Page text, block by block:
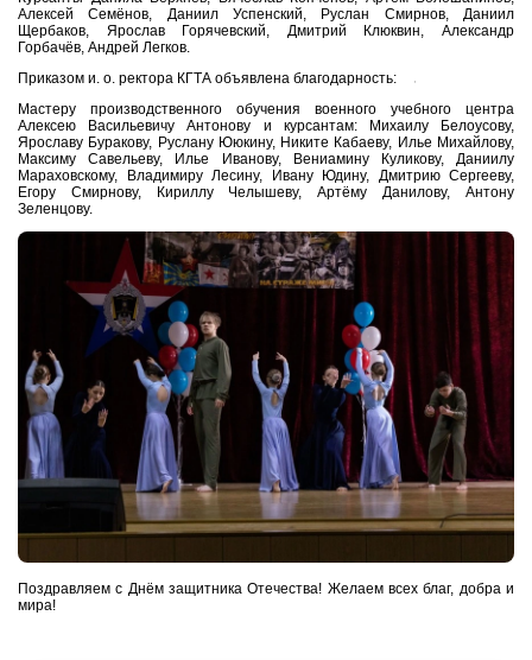
Алексей Семёнов, Даниил Успенский, Руслан Смирнов, Даниил
Щербаков, Ярослав Горячевский, Дмитрий Клюквин, Александр
Горбачёв, Андрей Легков.
Приказом и. о. ректора КГТА объявлена благодарность:
Мастеру производственного обучения военного учебного центра
Алексею Васильевичу Антонову и курсантам: Михаилу Белоусову,
Ярославу Буракову, Руслану Ююкину, Никите Кабаеву, Илье Михайлову,
Максиму Савельеву, Илье Иванову, Вениамину Куликову, Даниилу
Мараховскому, Владимиру Лесину, Ивану Юдину, Дмитрию Сергееву,
Егору Смирнову, Кириллу Челышеву, Артёму Данилову, Антону
Зеленцову.
Поздравляем с Днём защитника Отечества! Желаем всех благ, добра и
мира!